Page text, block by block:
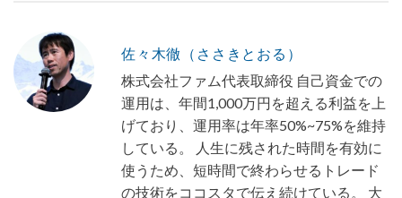
佐々木徹（ささきとおる）
株式会社ファム代表取締役 自己資金での
運用は、年間1,000万円を超える利益を上
げており、運用率は年率50%~75%を維持
している。 人生に残された時間を有効に
使うため、短時間で終わらせるトレード
の技術をココスタで伝え続けている。 大